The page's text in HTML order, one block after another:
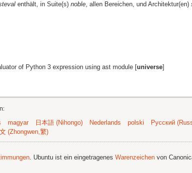
enthält, in Suite(s) noble, allen Bereichen, und Architektur(en)
of Python 3 expression using ast module [universe]
magyar 日本語 (Nihongo) Nederlands polski Русский
(Zhongwen,繁)
. Ubuntu ist ein eingetragenes Warenzeichen von